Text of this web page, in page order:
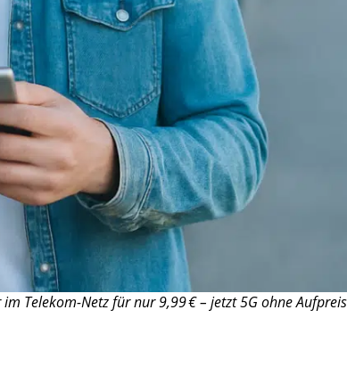
Telekom-Netz für nur 9,99 € – jetzt 5G ohne